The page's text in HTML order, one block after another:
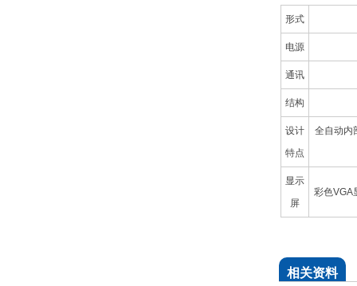
形式
电源
通讯
结构
设计
特点
全自动内
显示
屏
彩色VGA
相关资料